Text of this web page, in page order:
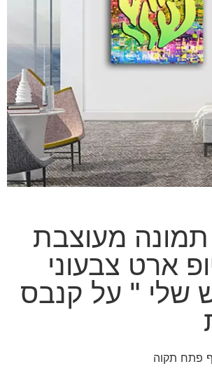
– תמונה מעוצבת
ארט צבעוני
שלי " על קנבס
פתח תקוה